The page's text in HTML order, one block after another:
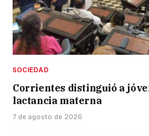
SOCIEDAD
Corrientes distinguió a
lactancia materna
7 de agosto de 2026